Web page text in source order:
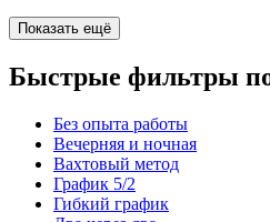
Показать ещё
Быстрые фильтры
Без опыта работы
Вечерняя и ночная
Вахтовый метод
График 5/2
Гибкий график